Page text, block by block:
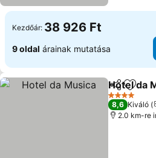
Kezdőár: 38 926 Ft
9 oldal árainak mutatása
Megosztás
Hotel da
4 Kategória
8,6 Kiváló
2.0 km-re